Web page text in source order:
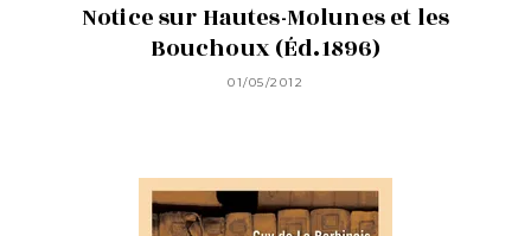
Notice sur Hautes-Molunes et les
Bouchoux (Éd.1896)
01/05/2012